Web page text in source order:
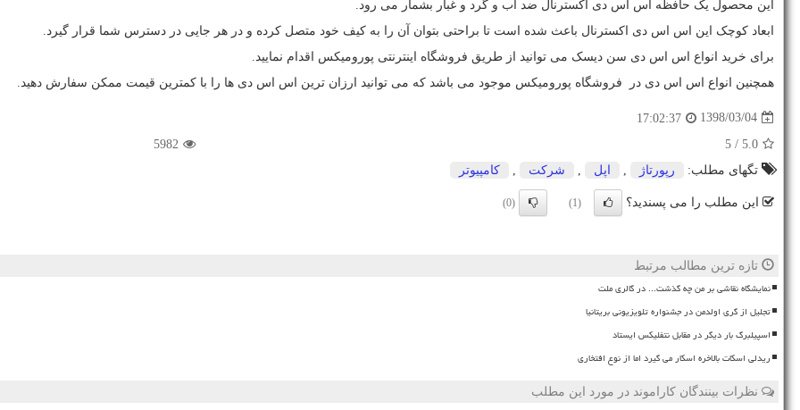
این محصول یک حافظه اس اس دی اکسترنال ضد آب و گرد و غبار بشمار می رود.
ابعاد کوچک این اس اس دی اکسترنال باعث شده است تا براحتی بتوان آن را به کیف خود متصل کرده و در هر جایی در دسترس شما قرار گیرد.
برای خرید انواع اس اس دی سن دیسک می توانید از طریق فروشگاه اینترنتی پورومیکس اقدام نمایید.
همچنین انواع اس اس دی در فروشگاه پورومیکس موجود می باشد که می توانید ارزان ترین اس اس دی ها را با کمترین قیمت ممکن سفارش دهید.
1398/03/04
17:02:37
5.0
/ 5
5982
تگهای مطلب:
رپورتاژ اپل شركت كامپیوتر
این مطلب را می پسندید؟ (1)
(0)
تازه ترین مطالب مرتبط
نمایشگاه نقاشی بر من چه گذشت... در گالری ملت
تجلیل از گری اولدمن در جشنواره تلویزیونی بریتانیا
اسپیلبرگ بار دیگر در مقابل نتفلیکس ایستاد
ریدلی اسکات بالاخره اسکار می گیرد اما از نوع افتخاری
نظرات بینندگان کاراموند در مورد این مطلب